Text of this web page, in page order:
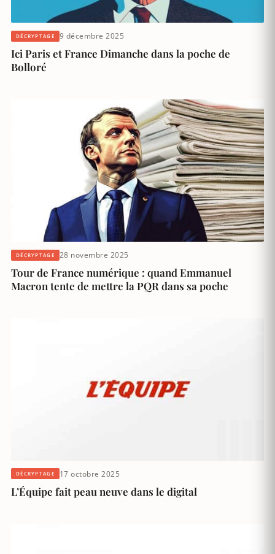
DÉCRYPTAGE 9 décembre 2025
Ici Paris et France Dimanche dans la poche de
Bolloré
DÉCRYPTAGE 28 novembre 2025
Tour de France numérique : quand Emmanuel
Macron tente de mettre la PQR dans sa poche
DÉCRYPTAGE 17 octobre 2025
L’Équipe fait peau neuve dans le digital